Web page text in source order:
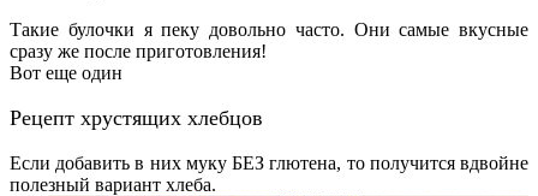
Такие булочки я пеку довольно часто. Они самые вкусные
сразу же после приготовления!
Вот еще один
Рецепт хрустящих хлебцов
Если добавить в них муку БЕЗ глютена, то получится вдвойне
полезный вариант хлеба.